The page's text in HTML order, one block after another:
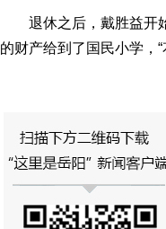
退休之后，戴胜益开
的财产给到了国民小学，